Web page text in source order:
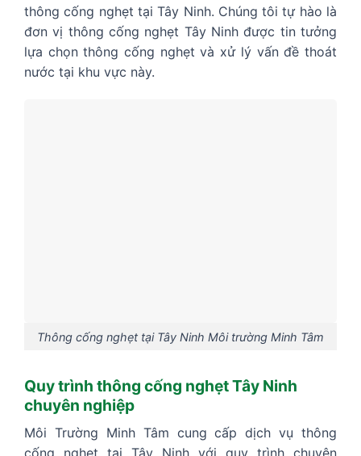
thông cống nghẹt tại Tây Ninh. Chúng tôi tự hào là
đơn vị thông cống nghẹt Tây Ninh được tin tưởng
lựa chọn thông cống nghẹt và xử lý vấn đề thoát
nước tại khu vực này.
Thông cống nghẹt tại Tây Ninh Môi trường Minh Tâm
Quy trình thông cống nghẹt Tây Ninh
chuyên nghiệp
Môi Trường Minh Tâm cung cấp dịch vụ thông